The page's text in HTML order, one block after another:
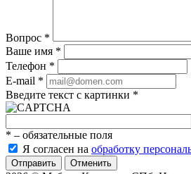
Вопрос *
Ваше имя *
Телефон *
E-mail *
Введите текст с картинки *
* – обязательные поля
Я согласен на обработку
Отменить